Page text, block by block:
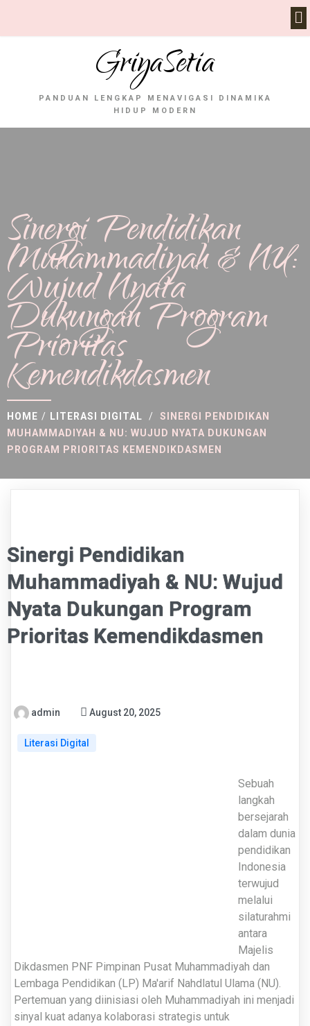
GriyaSetia
PANDUAN LENGKAP MENAVIGASI DINAMIKA
HIDUP MODERN
Sinergi Pendidikan
Muhammadiyah & NU:
Wujud Nyata
Dukungan Program
Prioritas
Kemendikdasmen
HOME / LITERASI DIGITAL /
SINERGI PENDIDIKAN
MUHAMMADIYAH & NU: WUJUD NYATA DUKUNGAN
PROGRAM PRIORITAS KEMENDIKDASMEN
Sinergi Pendidikan
Muhammadiyah & NU: Wujud
Nyata Dukungan Program
Prioritas Kemendikdasmen
admin August 20, 2025
Literasi Digital
Sebuah
langkah
bersejarah
dalam dunia
pendidikan
Indonesia
terwujud
melalui
silaturahmi
antara
Majelis
Dikdasmen PNF Pimpinan Pusat Muhammadiyah dan
Lembaga Pendidikan (LP) Ma'arif Nahdlatul Ulama (NU).
Pertemuan yang diinisiasi oleh Muhammadiyah ini menjadi
sinyal kuat adanya kolaborasi strategis untuk